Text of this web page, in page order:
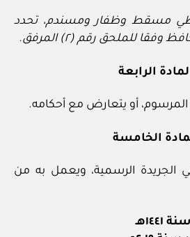
مسقط وظفار ومسندم، تحدد
للملحق رقم (٢) المرفق.
الرابعة
أو يتعارض مع أحكامه.
الخامسة
الجريدة الرسمية، ويعمل به من